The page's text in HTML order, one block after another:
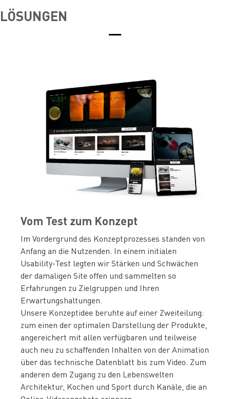
LÖSUNGEN
Vom Test zum Konzept
Im Vordergrund des Konzeptprozesses standen von
Anfang an die Nutzenden. In einem initialen
Usability-Test legten wir Stärken und Schwächen
der damaligen Site offen und sammelten so
Erfahrungen zu Zielgruppen und Ihren
Erwartungshaltungen.
Unsere Konzeptidee beruhte auf einer Zweiteilung:
zum einen der optimalen Darstellung der Produkte,
angereichert mit allen verfügbaren und teilweise
auch neu zu schaffenden Inhalten von der Animation
über das technische Datenblatt bis zum Video. Zum
anderen dem Zugang zu den Lebenswelten
Architektur, Kochen und Sport durch Kanäle, die an